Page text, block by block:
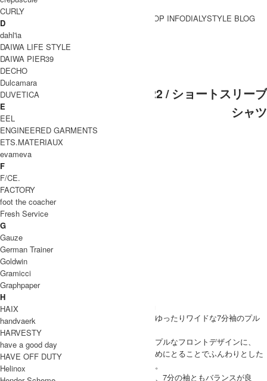
BRAND一覧
BRAND一覧
SHOP INFODIALYSTYLE BLOG
KLASICA (クラシカ)
KLASICA (クラシカ) SH-022 / ショートスリーブ
シャツ
KLASICAのシャツシリーズに新型『SH-022』
チェコ軍のアーミーシャツをモチーフにしたゆったりワイドな7分袖のプル
オーバーシャツ。
ホワイトのボタンがアクセントになったシンプルなフロントデザインに、
バックには深いタックが入り、また着丈を長めにとることでふんわりとした
広がりのあるシルエットに仕上げてあります。
身幅や袖幅はゆったりとワイドにとってあり、7分の袖ともバランスが良
CURLY
D
dahl'ia
DAIWA LIFE STYLE
DAIWA PIER39
DECHO
Dulcamara
DUVETICA
E
EEL
ENGINEERED GARMENTS
ETS.MATERIAUX
evameva
F
F/CE.
FACTORY
foot the coacher
Fresh Service
G
Gauze
German Trainer
Goldwin
Gramicci
Graphpaper
H
HAIX
handvaerk
HARVESTY
have a good day
HAVE OFF DUTY
Helinox